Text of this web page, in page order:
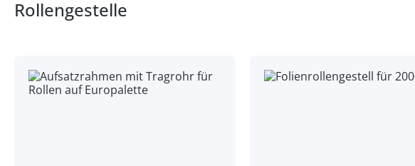
Rollengestelle